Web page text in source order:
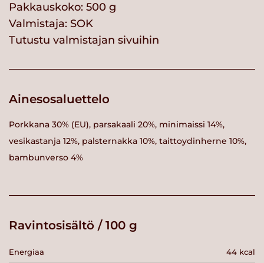
Pakkauskoko: 500 g
Valmistaja: SOK
Tutustu valmistajan sivuihin
Ainesosaluettelo
Porkkana 30% (EU), parsakaali 20%, minimaissi 14%,
vesikastanja 12%, palsternakka 10%, taittoydinherne 10%,
bambunverso 4%
Ravintosisältö / 100 g
Energiaa 44 kcal